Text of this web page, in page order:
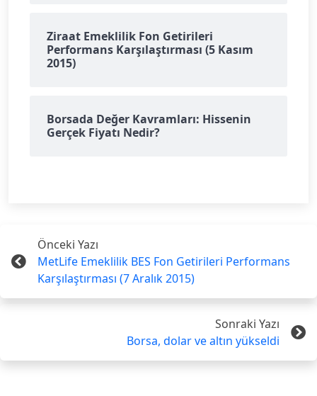
Ziraat Emeklilik Fon Getirileri
Performans Karşılaştırması (5 Kasım
2015)
Borsada Değer Kavramları: Hissenin
Gerçek Fiyatı Nedir?
Önceki Yazı
MetLife Emeklilik BES Fon Getirileri Performans
Karşılaştırması (7 Aralık 2015)
Sonraki Yazı
Borsa, dolar ve altın yükseldi